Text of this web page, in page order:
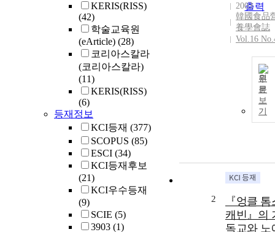
KERIS(RISS)
(42)
학술교육원
(eArticle) (28)
코리아스칼라
(코리아스칼라)
(11)
KERIS(RISS)
(6)
등재정보
KCI등재 (377)
SCOPUS (85)
ESCI (34)
KCI등재후보
(21)
KCI우수등재
(9)
SCIE (5)
3903 (1)
출력
2003
韓國食品
養學會誌
Vol.16
원
문
보
기
2
『엉클 톰
캐빈』의
독교와 노